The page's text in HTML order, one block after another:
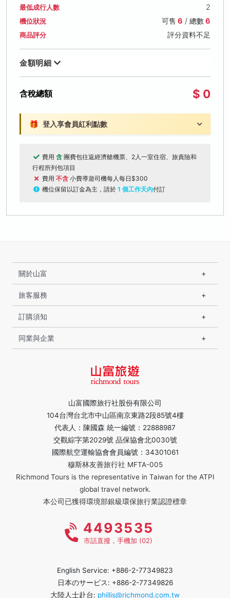
最低成行人數 2
機位狀況 可售 6 / 總數6
商品評分 評分資料不足
金額明細
含稅總額 $ 0
🎁 登入享會員紅利點數
費用 含 團費包往返經濟艙機票、2人一室住宿、旅責險和
行程所列包項目
費用 不含 小費導遊司機每人每日$300
機位保留以訂金為主，請於 1 個工作天內付訂
山富國際旅行社股份有限公司
104台灣台北市中山區南京東路2段85號4樓
代表人：陳國森 統一編號：22888987
交觀綜字第2029號 品保協會北0030號
國際航空運輸協會會員編號：34301061
穆斯林友善旅行社 MFTA-005
Richmond Tours is the representative in Taiwan for the ATPI
global travel network.
本公司已獲得環境部銀級環保旅行業認證標章
關於山富
旅客服務
訂購須知
同業與企業
4493535
市話直撥，手機加 (02)
English Service: +886-2-77349823
日本のサービス: +886-2-77349826
大陸人士赴台: phillis@richmond.com.tw